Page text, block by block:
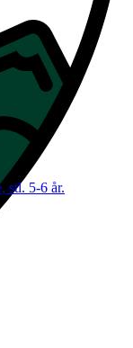
stl. 5-6 år.